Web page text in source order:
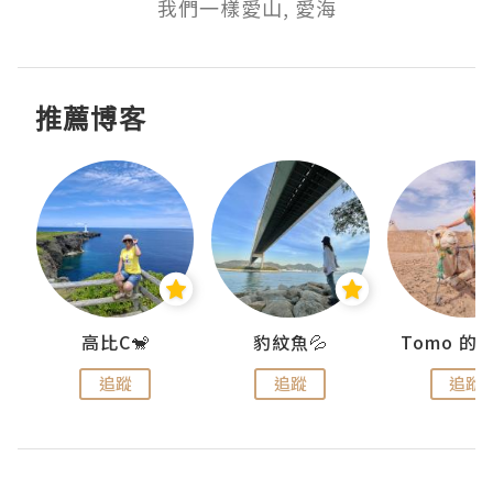
我們一樣愛山, 愛海
推薦博客
高比C🐒
追蹤
豹紋魚💦
追蹤 追蹤